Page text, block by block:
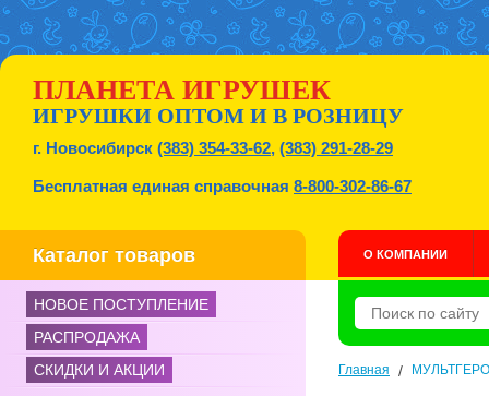
ПЛАНЕТА ИГРУШЕК
ИГРУШКИ ОПТОМ И В РОЗНИЦУ
г. Новосибирск (383) 354-33-62, (383) 291-28-29
Бесплатная единая справочная 8-800-302-86-67
Каталог товаров О КОМПАНИИ
НОВОЕ ПОСТУПЛЕНИЕ
РАСПРОДАЖА
СКИДКИ И АКЦИИ
Главная /